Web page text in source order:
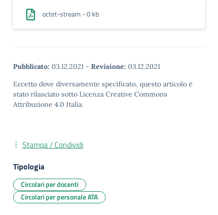
octet-stream - 0 kb
Pubblicato: 03.12.2021 - Revisione: 03.12.2021
Eccetto dove diversamente specificato, questo articolo è
stato rilasciato sotto Licenza Creative Commons
Attribuzione 4.0 Italia.
Stampa / Condividi
Tipologia
Circolari per docenti
Circolari per personale ATA